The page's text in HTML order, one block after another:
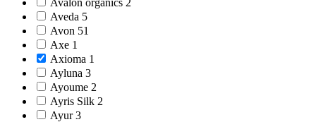
Avalon organics 2
Aveda 5
Avon 51
Axe 1
Axioma 1
Ayluna 3
Ayoume 2
Ayris Silk 2
Ayur 3